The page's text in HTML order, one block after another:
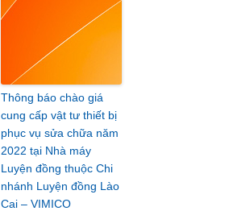
Thông báo chào giá
cung cấp vật tư thiết bị
phục vụ sửa chữa năm
2022 tại Nhà máy
Luyện đồng thuộc Chi
nhánh Luyện đồng Lào
Cai – VIMICO